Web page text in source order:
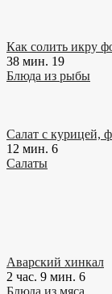
Как солить икру
38 мин. 19
Блюда из рыбы
Салат с курицей,
12 мин. 6
Салаты
Аварский хинкал
2 час. 9 мин. 6